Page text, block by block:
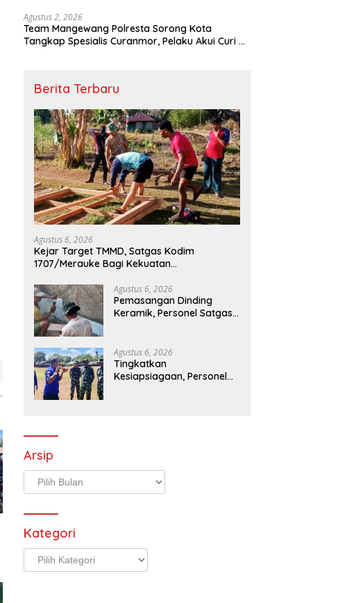
Agustus 2, 2026
Team Mangewang Polresta Sorong Kota
Tangkap Spesialis Curanmor, Pelaku Akui Curi 29
Berita Terbaru
Agustus 6, 2026
Kejar Target TMMD, Satgas Kodim
1707/Merauke Bagi Kekuatan
Agustus 6, 2026
Pemasangan Dinding
Keramik, Personel Satgas
Wanam Merauke
Agustus 6, 2026
Tingkatkan
Kesiapsiagaan, Personel
Arsip
Arsip
Kategori
Kategori